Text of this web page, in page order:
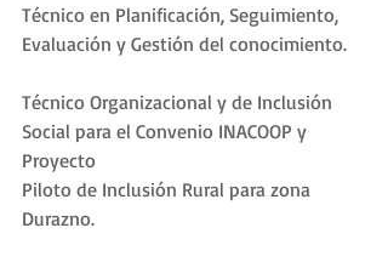
Técnico en Planificación, Seguimiento,
Evaluación y Gestión del conocimiento.
Técnico Organizacional y de Inclusión
Social para el Convenio INACOOP y
Proyecto
Piloto de Inclusión Rural para zona
Durazno.